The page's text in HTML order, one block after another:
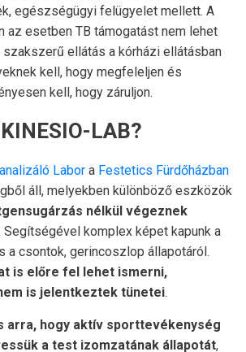
egészségügyi felügyelet mellett. A
az esetben TB támogatást nem lehet
szakszerű ellátás a kórházi ellátásban
kell, hogy megfeleljen és
kell, hogy záruljon.
LAB?
Labor a Festetics Fürdőházban
áll, melyekben különböző eszközök
nélkül végeznek
Segítségével komplex képet kapunk a
a csontok, gerincoszlop állapotáról.
is előre fel lehet ismerni,
is jelentkeztek tünetei.
arra, hogy aktív sporttevékenység
a test izomzatának állapotát,